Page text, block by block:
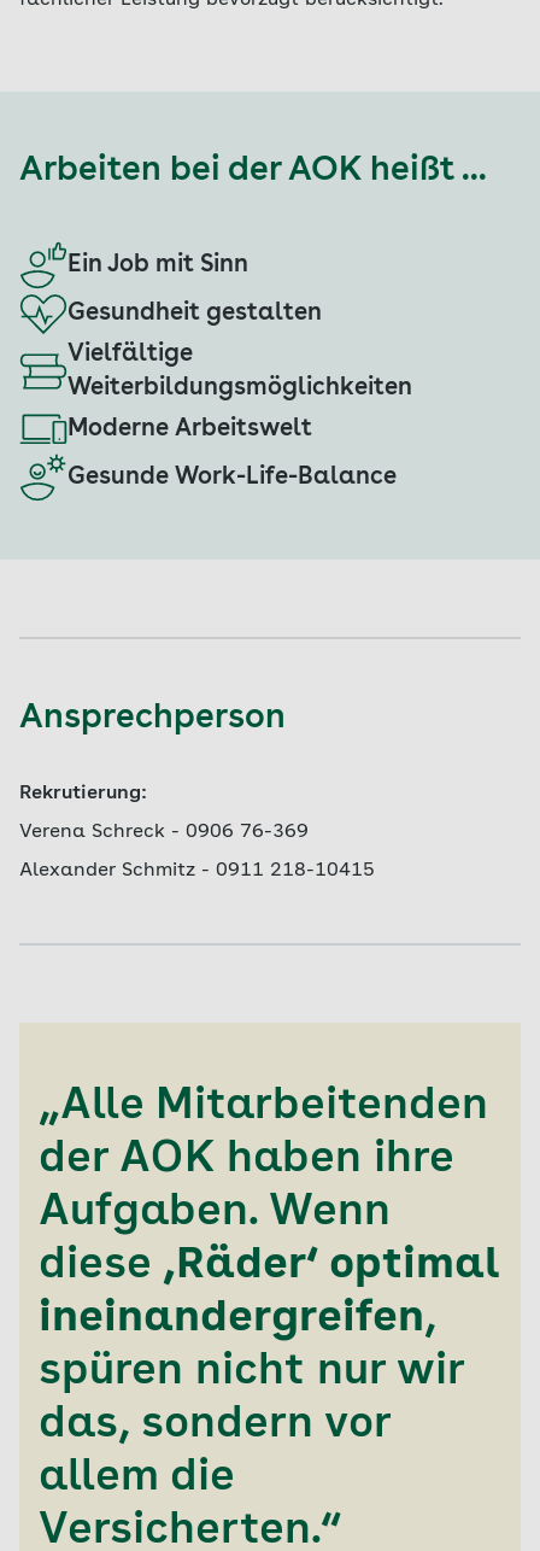
Arbeiten bei der AOK heißt ...
Ein Job mit Sinn
Gesundheit gestalten
Vielfältige
Weiterbildungsmöglichkeiten
Moderne Arbeitswelt
Gesunde Work-Life-Balance
Ansprechperson
Rekrutierung:
Verena Schreck - 0906 76-369
Alexander Schmitz - 0911 218-10415
„Alle Mitarbeitenden
der AOK haben ihre
Aufgaben. Wenn
diese ‚Räder‘ optimal
ineinandergreifen,
spüren nicht nur wir
das, sondern vor
allem die
Versicherten.“